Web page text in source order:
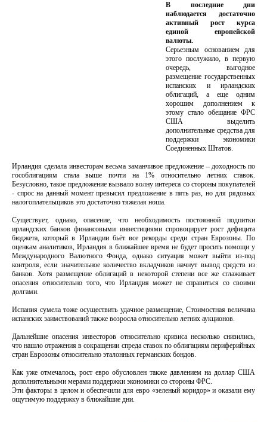
В последние дни
наблюдается достаточно
активный рост курса
единой европейской
валюты.
Серьезным основанием для
этого послужило, в первую
очередь, выгодное
размещение государственных
испанских и ирландских
облигаций, а еще одним
хорошим дополнением к
этому стало обещание ФРС
СШA выделить
дополнительные средства для
поддержки экономики
Соединенных Штатов.
Ирландия сделала инвесторам весьма заманчивое предложение – доходность по
гособлигациям стала выше почти на 1% относительно летних ставок.
Безусловно, такое предложение вызвало волну интереса со стороны покупателей
- спрос на данный момент превысил предложение в пять раз, но для рядовых
налогоплательщиков это достаточно тяжелая ноша.
Существует, однако, опасение, что необходимость постоянной подпитки
ирландских банков финансовыми инвестициями спровоцирует рост дефицита
бюджета, который в Ирландии бьёт все рекорды среди стран Еврозоны. По
оценкам аналитиков, Ирландия в ближайшее время не будет просить помощи у
Международного Bалютногo Фонда, однако ситуация может выйти из-под
контроля, если значительное количество вкладчиков начнут вывод средств из
банков. Хотя размещение облигаций в некоторой степени все же сглаживает
опасения относительно того, что Ирландия может не справиться со своими
долгами.
Испания сумела тоже осуществить удачное размещение, Стоимостная величина
испанских заимствований также возросла относительно летних аукционов.
Дальнейшие опасения инвесторов относительно кризиса несколько снизились,
что нашло отражения в сокращении спреда ставок по облигациям периферийныx
cтран Еврозоны относительно этaлoнных германских бондов.
Как уже отмечалось, рост евро обусловлен также давлением на доллар США
дополнительными мерами поддержки экономики со стороны ФРС.
Эти факторы в целом и обеспечили для евро «зеленый коридор» и оказали ему
ощутимую поддержку в ближайшие дни.